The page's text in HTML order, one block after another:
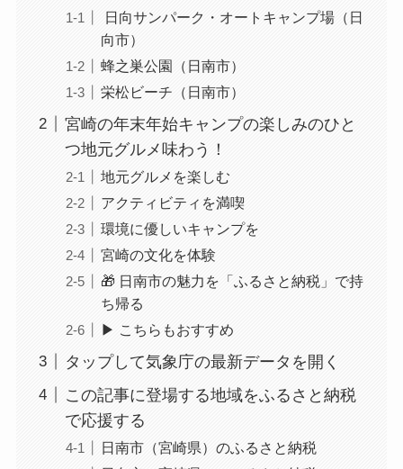
日向サンパーク・オートキャンプ場（日
向市）
蜂之巣公園（日南市）
栄松ビーチ（日南市）
宮崎の年末年始キャンプの楽しみのひと
つ地元グルメ味わう！
地元グルメを楽しむ
アクティビティを満喫
環境に優しいキャンプを
宮崎の文化を体験
🎁 日南市の魅力を「ふるさと納税」で持
ち帰る
▶ こちらもおすすめ
タップして気象庁の最新データを開く
この記事に登場する地域をふるさと納税
で応援する
日南市（宮崎県）のふるさと納税